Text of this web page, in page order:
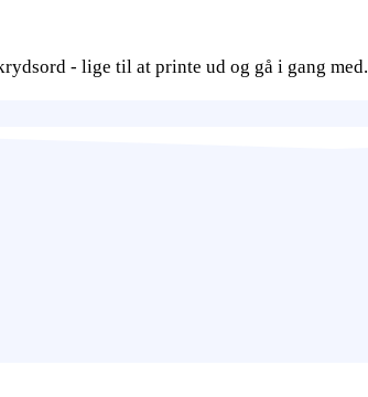
- lige til at printe ud og gå i gang med.